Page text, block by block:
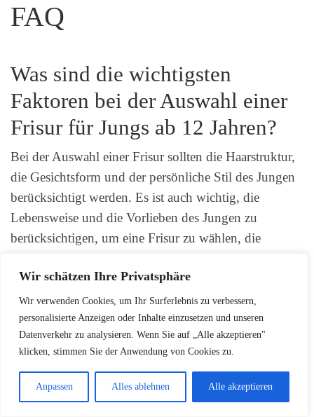
Wir schätzen Ihre Privatsphäre
Wir verwenden Cookies, um Ihr Surferlebnis zu verbessern,
personalisierte Anzeigen oder Inhalte einzusetzen und unseren
Datenverkehr zu analysieren. Wenn Sie auf „Alle akzeptieren"
klicken, stimmen Sie der Anwendung von Cookies zu.
Anpassen Alles ablehnen Alle akzeptieren
FAQ
Was sind die wichtigsten
Faktoren bei der Auswahl einer
Frisur für Jungs ab 12 Jahren?
Bei der Auswahl einer Frisur sollten die Haarstruktur,
die Gesichtsform und der persönliche Stil des Jungen
berücksichtigt werden. Es ist auch wichtig, die
Lebensweise und die Vorlieben des Jungen zu
berücksichtigen, um eine Frisur zu wählen, die
Welche Frisuren sind für
sportliche Jungs geeignet?
Frisuren am besten geeignet. Kurzhaarschnitte sind
eine gute Option, da sie leicht zu stylen sind und nicht